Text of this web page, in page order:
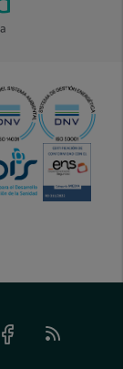
FacebookFeed
RSS